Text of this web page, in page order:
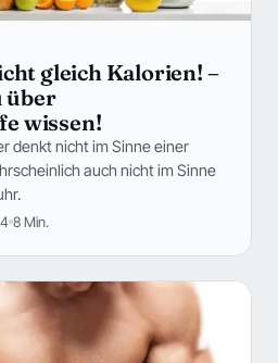
gleich Kalorien! –
über
wissen!
denkt nicht im Sinne einer
auch nicht im Sinne
8 Min.